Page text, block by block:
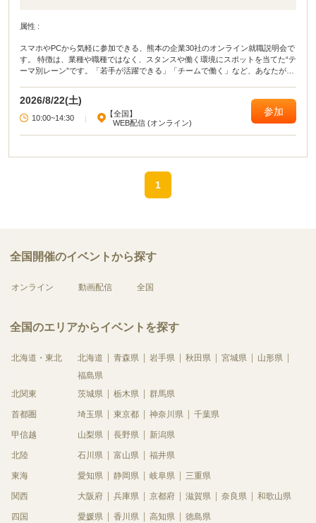
属性 :
スマホやPCから気軽に参加できる、熊本の企業30社のオンライン就職説明会で
す。 特徴は、業種や職種ではなく、スタンスや働く環境にスポットを当てた“テ
ーマ別レーン”です。「若手が活躍できる」「チームで働く」など、あなたが大
方も大歓迎。 あなたらしく働ける企業との出会いを見つけてみませんか？
2026/8/22(土)
10:00~14:30 |
【全国】
WEB配信 (オンライン)
参加
1
全国開催のイベントから探す
オンライン 動画配信 全国
全国のエリアからイベントを探す
北海道・東北 北海道 青森県 岩手県 秋田県 宮城県
山形県
福島県
北関東
茨城県 栃木県 群馬県
首都圏 埼玉県 東京都 神奈川県 千葉県
甲信越 山梨県 長野県 新潟県
北陸 石川県 富山県 福井県
東海 愛知県 静岡県 岐阜県 三重県
関西 大阪府 兵庫県 京都府 滋賀県 奈良県 和歌山県
四国 愛媛県 香川県 高知県 徳島県